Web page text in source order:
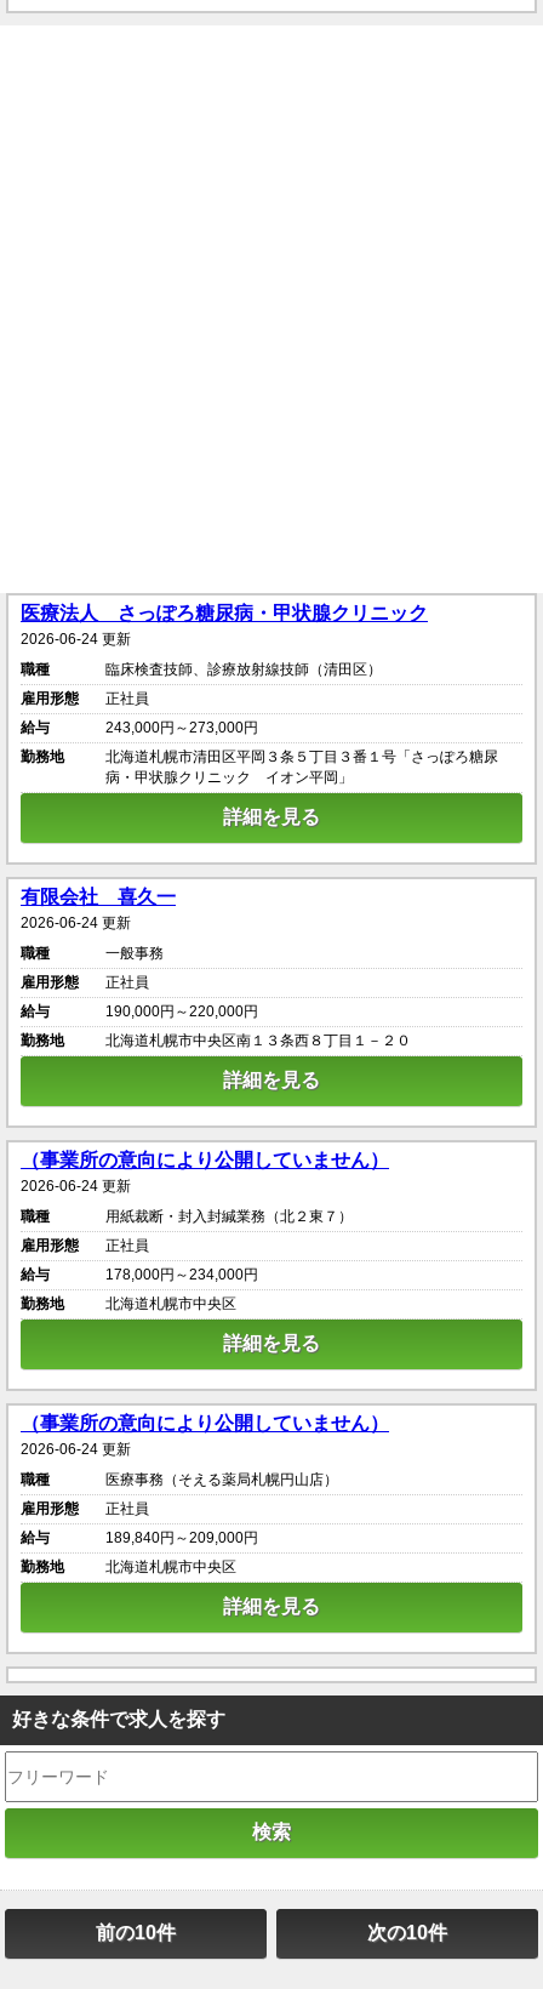
医療法人 さっぽろ糖尿病・甲状腺クリニック
2026-06-24 更新
職種
臨床検査技師、診療放射線技師（清田区）
雇用形態
正社員
給与
243,000円～273,000円
勤務地
北海道札幌市清田区平岡３条５丁目３番１号「さっぽろ糖尿
病・甲状腺クリニック イオン平岡」
詳細を見る
有限会社 喜久一
2026-06-24 更新
職種
一般事務
雇用形態
正社員
給与
190,000円～220,000円
勤務地
北海道札幌市中央区南１３条西８丁目１－２０
詳細を見る
（事業所の意向により公開していません）
2026-06-24 更新
職種
用紙裁断・封入封緘業務（北２東７）
雇用形態
正社員
給与
178,000円～234,000円
勤務地
北海道札幌市中央区
詳細を見る
（事業所の意向により公開していません）
2026-06-24 更新
職種
医療事務（そえる薬局札幌円山店）
雇用形態
正社員
給与
189,840円～209,000円
勤務地
北海道札幌市中央区
詳細を見る
好きな条件で求人を探す
前の10件 次の10件